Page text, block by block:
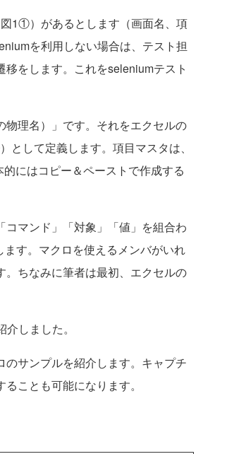
1①）があるとします（画面名、項
を利用しない場合は、テスト担
をします。これをseleniumテスト
理名）」です。それをエクセルの
して定義します。項目マスタは、
にはコピー＆ペーストで作成する
マンド」「対象」「値」を組合わ
す。マクロを使えるメンバがいれ
ちなみに筆者は最初、エクセルの
しました。
サンプルを紹介します。キャプチ
ことも可能になります。